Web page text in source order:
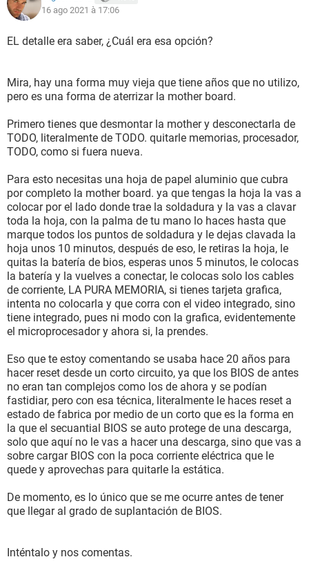
16 ago 2021 à 17:06
EL detalle era saber, ¿Cuál era esa opción?
Mira, hay una forma muy vieja que tiene años que no utilizo,
pero es una forma de aterrizar la mother board.
Primero tienes que desmontar la mother y desconectarla de
TODO, literalmente de TODO. quitarle memorias, procesador,
TODO, como si fuera nueva.
Para esto necesitas una hoja de papel aluminio que cubra
por completo la mother board. ya que tengas la hoja la vas a
colocar por el lado donde trae la soldadura y la vas a clavar
toda la hoja, con la palma de tu mano lo haces hasta que
marque todos los puntos de soldadura y le dejas clavada la
hoja unos 10 minutos, después de eso, le retiras la hoja, le
quitas la batería de bios, esperas unos 5 minutos, le colocas
la batería y la vuelves a conectar, le colocas solo los cables
de corriente, LA PURA MEMORIA, si tienes tarjeta grafica,
intenta no colocarla y que corra con el video integrado, sino
tiene integrado, pues ni modo con la grafica, evidentemente
el microprocesador y ahora si, la prendes.
Eso que te estoy comentando se usaba hace 20 años para
hacer reset desde un corto circuito, ya que los BIOS de antes
no eran tan complejos como los de ahora y se podían
fastidiar, pero con esa técnica, literalmente le haces reset a
estado de fabrica por medio de un corto que es la forma en
la que el secuantial BIOS se auto protege de una descarga,
solo que aquí no le vas a hacer una descarga, sino que vas a
sobre cargar BIOS con la poca corriente eléctrica que le
quede y aprovechas para quitarle la estática.
De momento, es lo único que se me ocurre antes de tener
que llegar al grado de suplantación de BIOS.
Inténtalo y nos comentas.